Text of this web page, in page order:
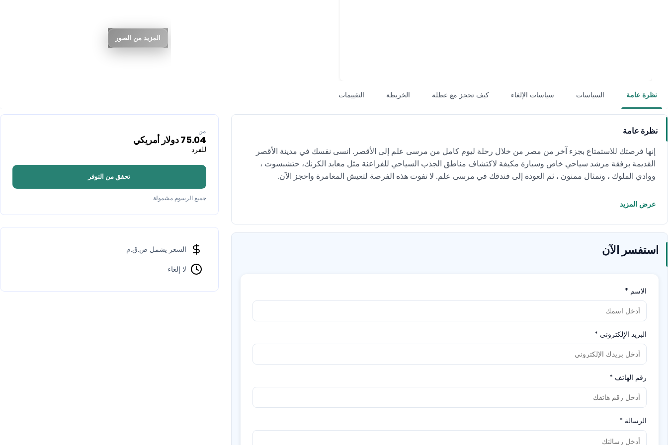
المزيد من الصور
نظرة عامة السياسات سياسات الإلغاء كيف تحجز مع عطلة الخريطة التقييمات
نظرة عامة
إنها فرصتك للاستمتاع بجزء آخر من مصر من خلال رحلة ليوم كامل من مرسى علم إلى الأقصر. انسى نفسك في مدينة الأقصر
القديمة برفقة مرشد سياحي خاص وسيارة مكيفة لاكتشاف مناطق الجذب السياحي للفراعنة مثل معابد الكرنك، حتشبسوت ،
ووادي الملوك ، وتمثال ممنون ، ثم العودة إلى فندقك في مرسى علم. لا تفوت هذه الفرصة لتعيش المغامرة واحجز الآن.
عرض المزيد
استفسر الآن
الاسم *
البريد الإلكتروني *
رقم الهاتف *
الرسالة *
من
75.04دولار أمريكي
للفرد
تحقق من التوفر
جميع الرسوم مشمولة
السعر يشمل ض.ق.م
لا إلغاء